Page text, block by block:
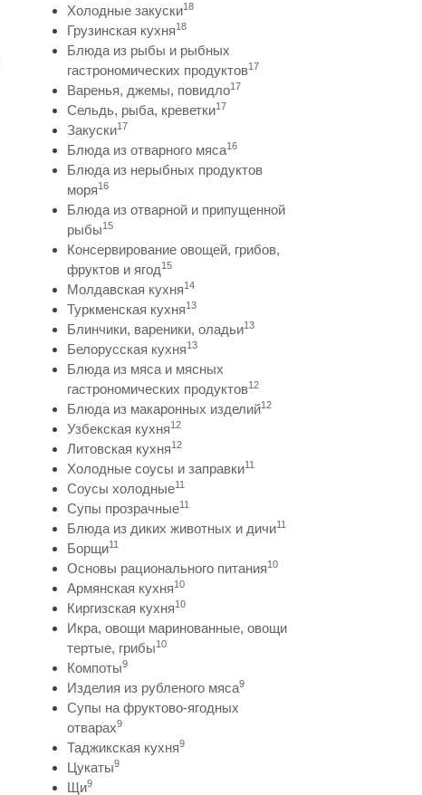
Холодные закуски18
Грузинская кухня18
Блюда из рыбы и рыбных
гастрономических продуктов17
Варенья, джемы, повидло17
Сельдь, рыба, креветки17
Закуски17
Блюда из отварного мяса16
Блюда из нерыбных продуктов
моря16
Блюда из отварной и припущенной
рыбы15
Консервирование овощей, грибов,
фруктов и ягод15
Молдавская кухня14
Туркменская кухня13
Блинчики, вареники, оладьи13
Белорусская кухня13
Блюда из мяса и мясных
гастрономических продуктов12
Блюда из макаронных изделий12
Узбекская кухня12
Литовская кухня12
Холодные соусы и заправки11
Соусы холодные11
Супы прозрачные11
Блюда из диких животных и дичи11
Борщи11
Основы рационального питания10
Армянская кухня10
Киргизская кухня10
Икра, овощи маринованные, овощи
тертые, грибы10
Компоты9
Изделия из рубленого мяса9
Супы на фруктово-ягодных
отварах9
Таджикская кухня9
Цукаты9
Щи9